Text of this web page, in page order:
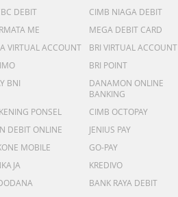
DEBIT
CIMB NIAGA DEBIT
ME
MEGA DEBIT CARD
VIRTUAL ACCOUNT
BRI VIRTUAL ACCOUNT
BRI POINT
BNI
DANAMON ONLINE
BANKING
PONSEL
CIMB OCTOPAY
DEBIT ONLINE
JENIUS PAY
MOBILE
GO-PAY
KREDIVO
BANK RAYA DEBIT